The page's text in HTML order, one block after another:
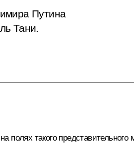
Путина
Тани.
такого представительного